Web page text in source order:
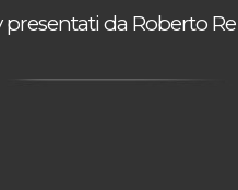
da Roberto Re